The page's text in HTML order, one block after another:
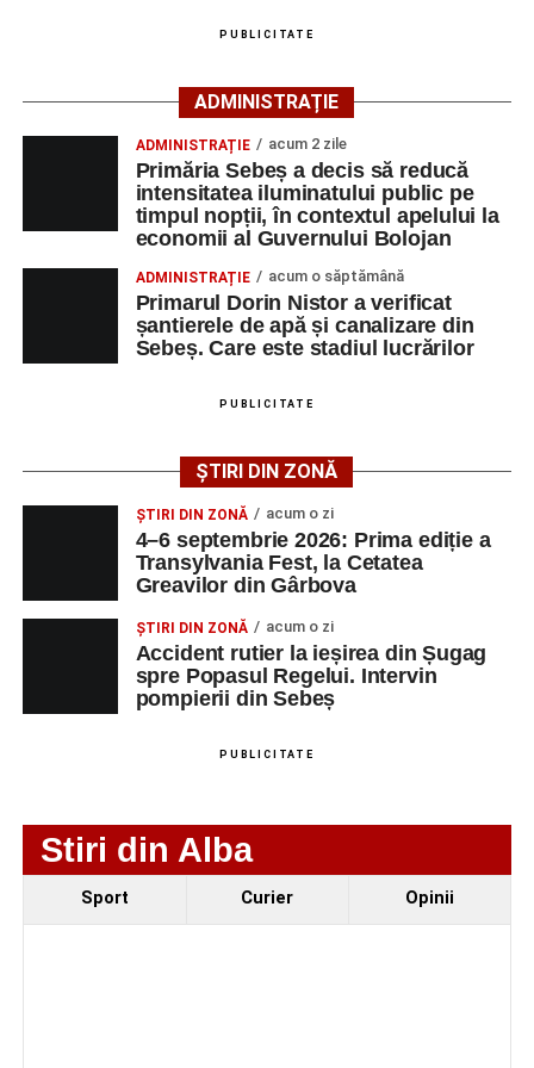
66 ani, va fi transportată la UPU Alba Iulia”
Adaugă-ne ca sursă preferată
Urmărește-ne pe Google News
Ultimele știri din Sebeș
Femeie de 66 de ani, transportată în stare gravă la
strada Dorobanți din Sebeș
Accident pe strada Dorobanți din Sebeș: fermeie
de 66 de ani rănită grav, după ce a fost lovită de o
motocicletă
4–6 septembrie 2026: Prima ediție a Transylvania
Fest, la Cetatea Greavilor din Gârbova
PUBLICITATE
ADMINISTRAȚIE
ADMINISTRAȚIE acum 2 zile
Primăria Sebeș a decis să reducă
intensitatea iluminatului public pe
timpul nopții, în contextul apelului la
economii al Guvernului Bolojan
ADMINISTRAȚIE acum o săptămână
Primarul Dorin Nistor a verificat
șantierele de apă și canalizare din
Sebeș. Care este stadiul lucrărilor
PUBLICITATE
ȘTIRI DIN ZONĂ
ȘTIRI DIN ZONĂ acum o zi
4–6 septembrie 2026: Prima ediție a
Transylvania Fest, la Cetatea
Greavilor din Gârbova
ȘTIRI DIN ZONĂ acum o zi
Accident rutier la ieșirea din Șugag
spre Popasul Regelui. Intervin
pompierii din Sebeș
PUBLICITATE
Stiri din Alba
Sport Curier Opinii